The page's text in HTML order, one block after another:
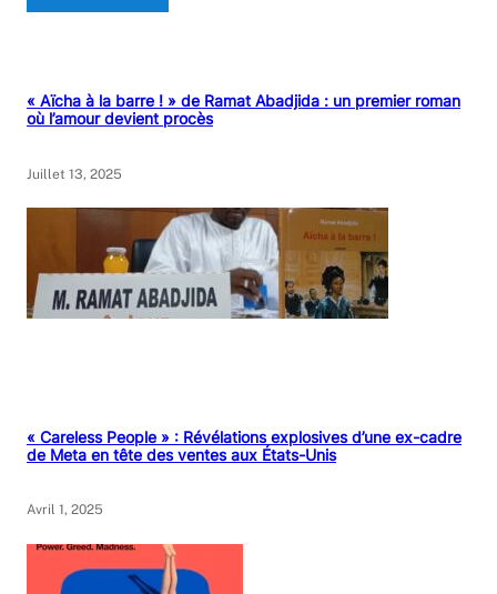
« Aïcha à la barre ! » de Ramat Abadjida : un premier roman
où l’amour devient procès
Juillet 13, 2025
« Careless People » : Révélations explosives d’une ex-cadre
de Meta en tête des ventes aux États-Unis
Avril 1, 2025